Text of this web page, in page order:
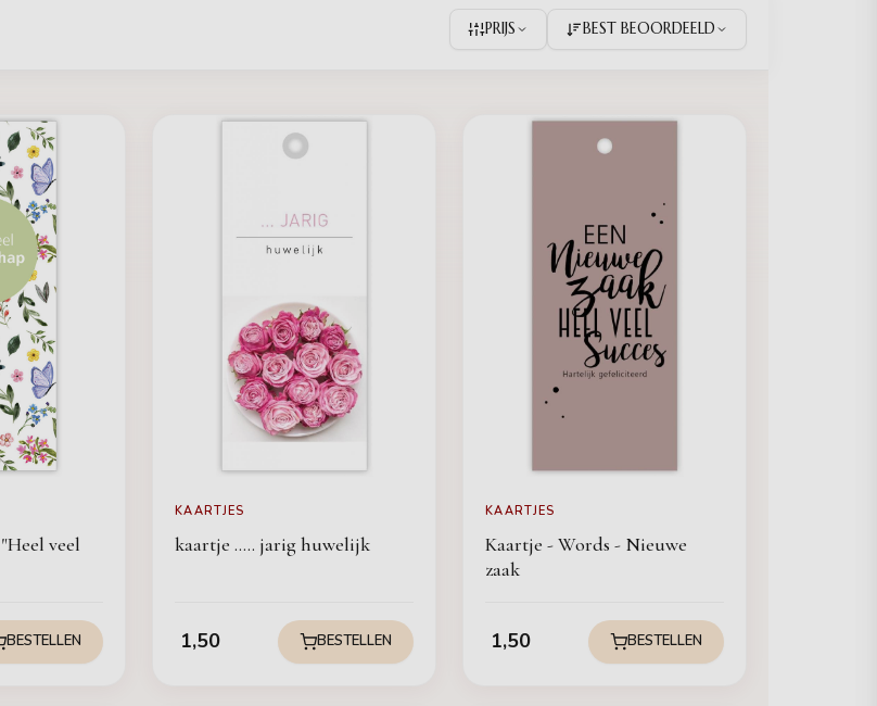
PRIJS BEST BEOORDEELD
veel
BESTELLEN
KAARTJES
kaartje ..... jarig huwelijk
1,50 BESTELLEN
KAARTJES
Kaartje - Words - Nieuwe
zaak
1,50 BESTELLEN